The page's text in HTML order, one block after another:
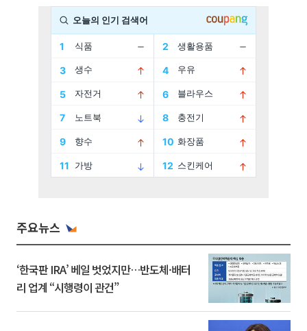
주요뉴스
‘한국판 IRA’ 베일 벗었지만…반도체·배터
리 업계 “시행령이 관건”